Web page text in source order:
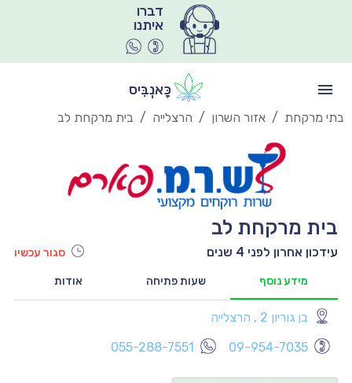
איתנו
כָּאנְבִּיס
בתי מרקחת / אזור השרון / הרצלייה / בית מרקחת לב
בית מרקחת לב
עידכון אחרון לפני 4 שנים סגור עכשיו
מידע נוסף שעות פתיחה אודות
בן גוריון 2 , הרצלייה
09-954-7035
055-288-7551